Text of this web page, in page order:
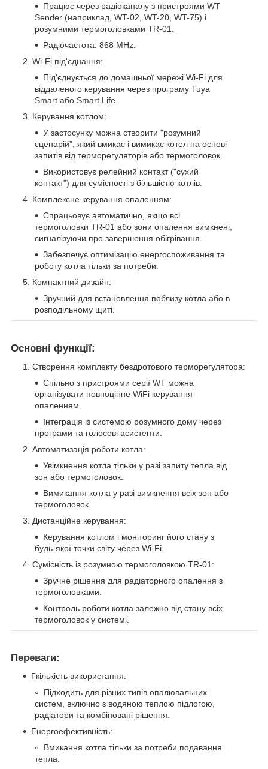
Працює через радіоканалу з пристроями WT
Sender (наприклад, WT-02, WT-20, WT-75) і
розумними термоголовками TR-01.
Радіочастота: 868 MHz.
Wi-Fi під'єднання:
Під'єднується до домашньої мережі Wi-Fi для
віддаленого керування через програму Tuya
Smart або Smart Life.
Керування котлом:
У застосунку можна створити "розумний
сценарій", який вмикає і вимикає котел на основі
запитів від терморегуляторів або термоголовок.
Використовує релейний контакт ("сухий
контакт") для сумісності з більшістю котлів.
Комплексне керування опаленням:
Спрацьовує автоматично, якщо всі
термоголовки TR-01 або зони опалення вимкнені,
сигналізуючи про завершення обігрівання.
Забезпечує оптимізацію енергоспоживання та
роботу котла тільки за потреби.
Компактний дизайн:
Зручний для встановлення поблизу котла або в
розподільному щиті.
Основні функції:
Створення комплекту бездротового терморегулятора:
Спільно з пристроями серії WT можна
організувати повноцінне WiFi керування
опаленням.
Інтеграція із системою розумного дому через
програми та голосові асистенти.
Автоматизація роботи котла:
Увімкнення котла тільки у разі запиту тепла від
зон або термоголовок.
Вимикання котла у разі вимкнення всіх зон або
термоголовок.
Дистанційне керування:
Керування котлом і моніторинг його стану з
будь-якої точки світу через Wi-Fi.
Сумісність із розумною термоголовкою TR-01:
Зручне рішення для радіаторного опалення з
термоголовками.
Контроль роботи котла залежно від стану всіх
термоголовок у системі.
Переваги:
Гкількість використання:
Підходить для різних типів опалювальних
систем, включно з водяною теплою підлогою,
радіатори та комбіновані рішення.
Енергоефективність:
Вмикання котла тільки за потреби подавання
тепла.